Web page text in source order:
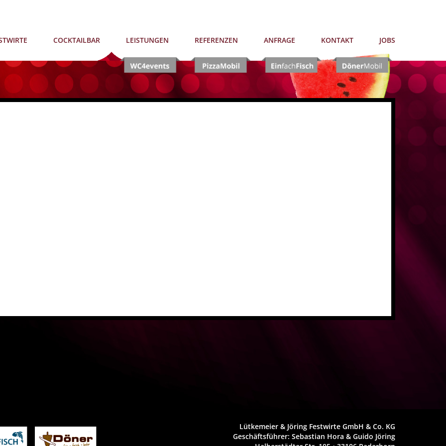
COCKTAILBAR LEISTUNGEN REFERENZEN ANFRAGE KONTAKT JOBS
Lütkemeier & Jöring Festwirte GmbH & Co. KG
Geschäftsführer: Sebastian Hora & Guido Jöring